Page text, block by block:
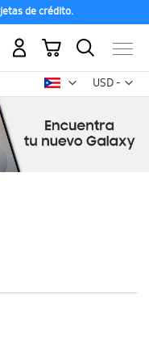
de crédito.
USD -
dólar
Mi carrito